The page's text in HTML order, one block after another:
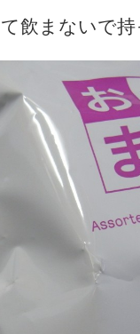
飲まないで